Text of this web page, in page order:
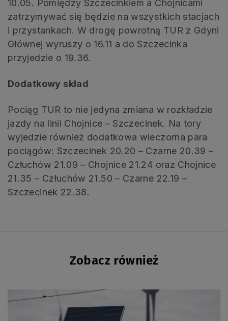
10.05. Pomiędzy Szczecinkiem a Chojnicami
zatrzymywać się będzie na wszystkich stacjach
i przystankach. W drogę powrotną TUR z Gdyni
Głównej wyruszy o 16.11 a do Szczecinka
przyjedzie o 19.36.
Dodatkowy skład
Pociąg TUR to nie jedyna zmiana w rozkładzie
jazdy na linii Chojnice – Szczecinek. Na tory
wyjedzie również dodatkowa wieczorna para
pociągów: Szczecinek 20.20 – Czarne 20.39 –
Człuchów 21.09 – Chojnice 21.24 oraz Chojnice
21.35 – Człuchów 21.50 – Czarne 22.19 –
Szczecinek 22.38.
Zobacz również